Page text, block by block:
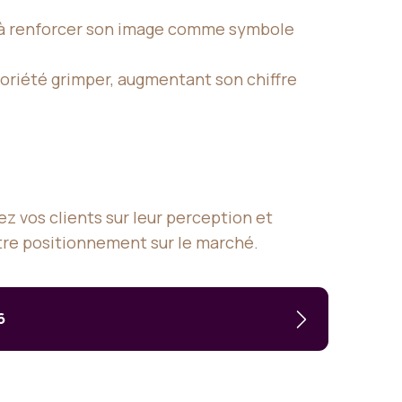
renforcer son image comme symbole
grimper, augmentant son chiffre
vos clients sur leur perception et
positionnement sur le marché.